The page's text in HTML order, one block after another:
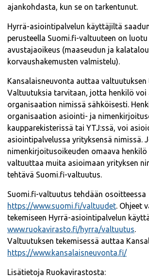
ajankohdasta, kun se on tarkentunut.
Hyrrä-asiointipalvelun käyttäjiltä
perusteella Suomi.fi-valtuuteen on
avustajaoikeus (maaseudun ja
korvaushakemusten valmistelu).
Kansalaisneuvonta auttaa valtuutuksen
Valtuutuksia tarvitaan, jotta henkilö voi
organisaation nimissä sähköisesti.
organisaation asiointi- ja
kaupparekisterissä tai YTJ:ssä, voi
asiointipalvelussa yrityksensä nimissä.
nimenkirjoitusoikeuden omaava henkilö
valtuuttaa muita asioimaan yrityksen
tehtävä Suomi.fi-valtuutus.
Suomi.fi-valtuutus tehdään osoitteessa
https://www.suomi.fi/valtuudet . Ohjeet
tekemiseen Hyrrä-asiointipalvelun
www.ruokavirasto.fi/hyrra/valtuutus
Valtuutuksen tekemisessä auttaa
https://www.kansalaisneuvonta.fi/
Lisätietoja Ruokavirastosta: